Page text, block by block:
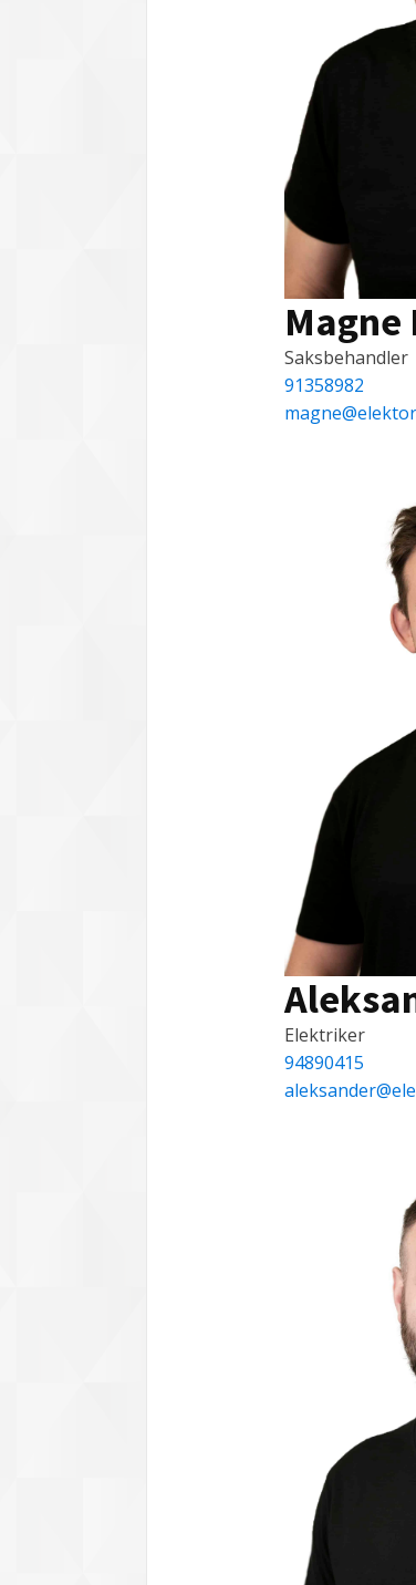
Magne
Saksbehandler
91358982
Elektriker
94890415